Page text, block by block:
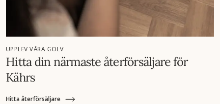
UPPLEV VÅRA GOLV
Hitta din närmaste återförsäljare för
Kährs
Hitta återförsäljare